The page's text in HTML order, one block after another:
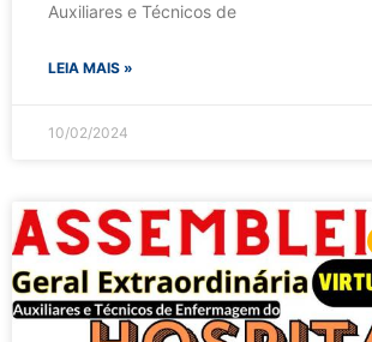
Auxiliares e Técnicos de
LEIA MAIS »
10/02/2024